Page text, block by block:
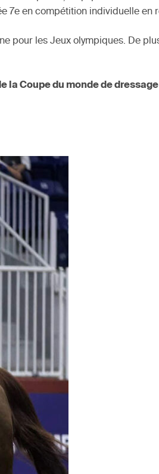
7e en compétition individuelle en
pour les Jeux olympiques. De
la Coupe du monde de dressage